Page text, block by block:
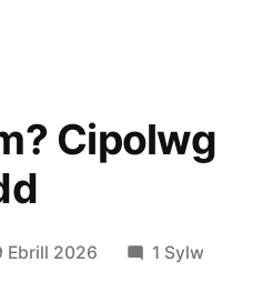
Cipolwg
Ebrill 2026 1 Sylwar